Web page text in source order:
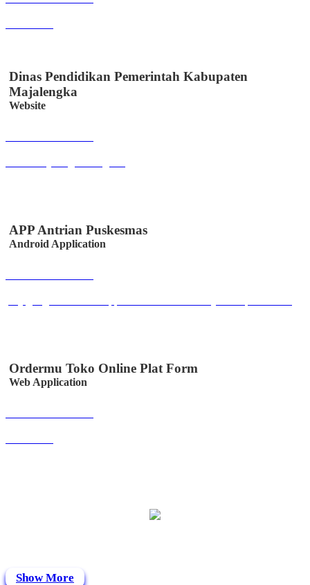
Dinas Pendidikan Pemerintah Kabupaten
Majalengka
Website
APP Antrian Puskesmas
Android Application
Ordermu Toko Online Plat Form
Web Application
Show More